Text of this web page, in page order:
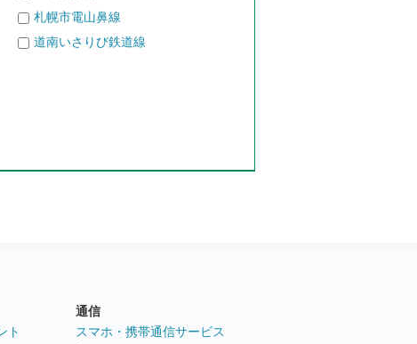
札幌市電山鼻線
道南いさりび鉄道線
ト
通信
スマホ・携帯通信サービス